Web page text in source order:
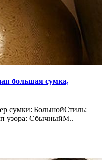
большая сумка,
сумки: БольшойСтиль:
узора: ОбычныйМ..